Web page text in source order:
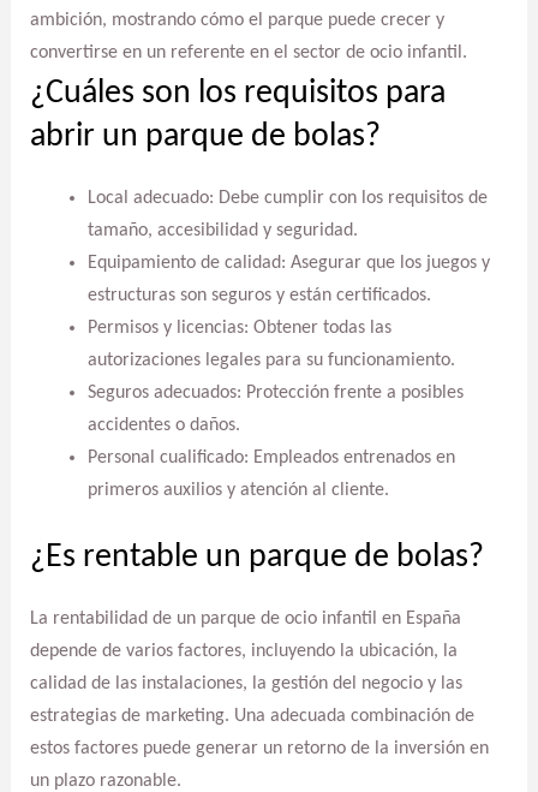
ambición, mostrando cómo el parque puede crecer y
convertirse en un referente en el sector de ocio infantil.
¿Cuáles son los requisitos para
abrir un parque de bolas?
Local adecuado: Debe cumplir con los requisitos de
tamaño, accesibilidad y seguridad.
Equipamiento de calidad: Asegurar que los juegos y
estructuras son seguros y están certificados.
Permisos y licencias: Obtener todas las
autorizaciones legales para su funcionamiento.
Seguros adecuados: Protección frente a posibles
accidentes o daños.
Personal cualificado: Empleados entrenados en
primeros auxilios y atención al cliente.
¿Es rentable un parque de bolas?
La rentabilidad de un parque de ocio infantil en España
depende de varios factores, incluyendo la ubicación, la
calidad de las instalaciones, la gestión del negocio y las
estrategias de marketing. Una adecuada combinación de
estos factores puede generar un retorno de la inversión en
un plazo razonable.